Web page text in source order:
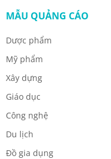
MẪU QUẢNG CÁO
Dược phẩm
Mỹ phẩm
Xây dựng
Giáo dục
Công nghệ
Du lịch
Đồ gia dụng